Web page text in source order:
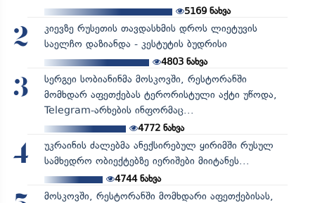
5169 ნახვა
2
კიევზე რუსეთის თავდასხმის დროს ლიეტუვის
საელჩო დაზიანდა - კესტუტის ბუდრისი
4803ნახვა
3
სერგეი სობიანინმა მოსკოვში, რესტორანში
მომხდარ აფეთქებას ტერორისტული აქტი უწოდა,
Telegram-არხების ინფორმაც...
4772ნახვა
4
უკრაინის ძალებმა ანექსირებულ ყირიმში რუსულ
სამხედრო ობიექტებზე იერიშები მიიტანეს...
4744ნახვა
მოსკოვში, რესტორანში მომხდარი აფეთქებისას,